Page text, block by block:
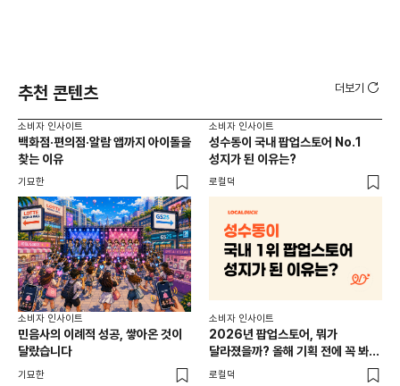
추천 콘텐츠 더보기
소비자 인사이트
백화점·편의점·알람 앱까지 아이돌을
찾는 이유
기묘한
소비자 인사이트
성수동이 국내 팝업스토어 No.1
성지가 된 이유는?
로컬덕
소비자 인사이트
민음사의 이례적 성공, 쌓아온 것이
달랐습니다
기묘한
소비자 인사이트
2026년 팝업스토어, 뭐가
달라졌을까? 올해 기획 전에 꼭 봐야
할 트렌드 4가지
로컬덕